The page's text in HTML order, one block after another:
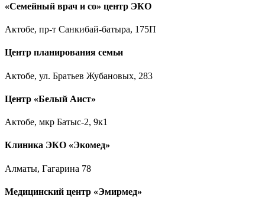
«Семейный врач и со» центр ЭКО
Актобе, пр-т Санкибай-батыра, 175П
Центр планирования семьи
Актобе, ул. Братьев Жубановых, 283
Центр «Белый Аист»
Актобе, мкр Батыс-2, 9к1
Клиника ЭКО «Экомед»
Алматы, Гагарина 78
Медицинский центр «Эмирмед»